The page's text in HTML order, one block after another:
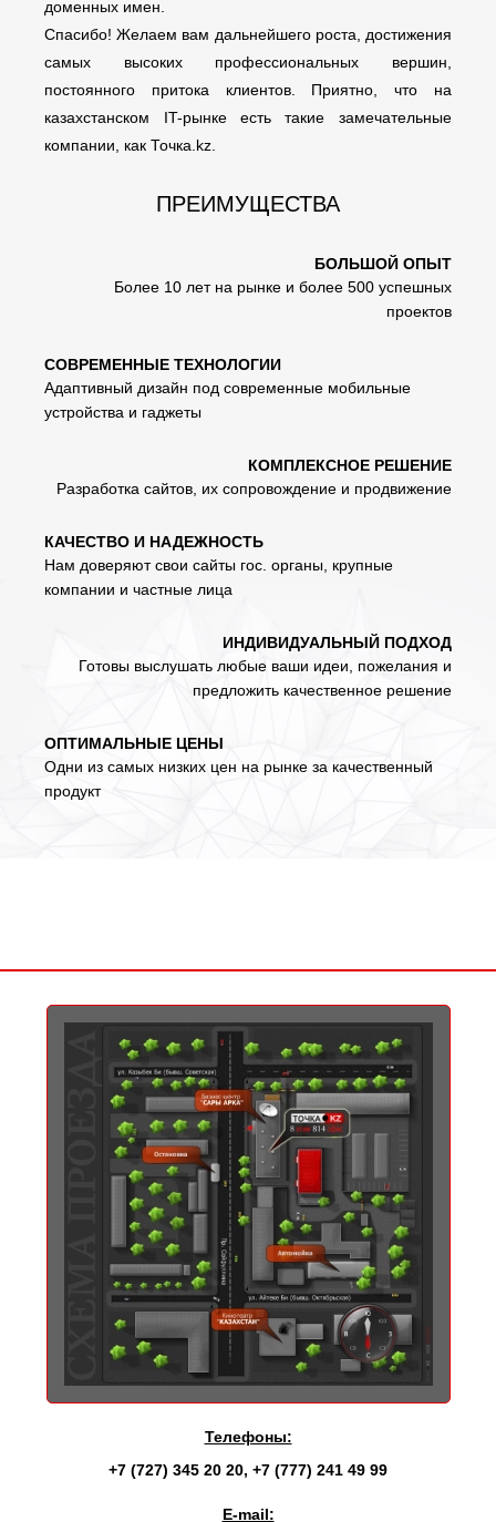
доменных имен.
Спасибо! Желаем вам дальнейшего роста, достижения
самых высоких профессиональных вершин,
постоянного притока клиентов. Приятно, что на
казахстанском IT-рынке есть такие замечательные
компании, как Точка.kz.
ПРЕИМУЩЕСТВА
БОЛЬШОЙ ОПЫТ
Более 10 лет на рынке и более 500 успешных
проектов
СОВРЕМЕННЫЕ ТЕХНОЛОГИИ
Адаптивный дизайн под современные мобильные
устройства и гаджеты
КОМПЛЕКСНОЕ РЕШЕНИЕ
Разработка сайтов, их сопровождение и продвижение
КАЧЕСТВО И НАДЕЖНОСТЬ
Нам доверяют свои сайты гос. органы, крупные
компании и частные лица
ИНДИВИДУАЛЬНЫЙ ПОДХОД
Готовы выслушать любые ваши идеи, пожелания и
предложить качественное решение
ОПТИМАЛЬНЫЕ ЦЕНЫ
Одни из самых низких цен на рынке за качественный
продукт
Телефоны:
+7 (727) 345 20 20, +7 (777) 241 49 99
E-mail: